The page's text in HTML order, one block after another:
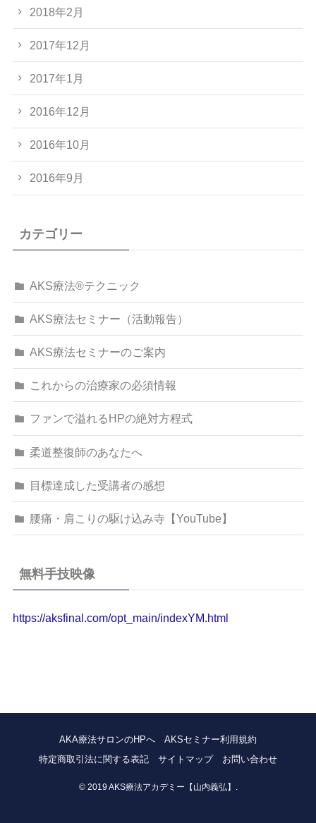
2018年2月
2017年12月
2017年1月
2016年12月
2016年10月
2016年9月
カテゴリー
AKS療法®テクニック
AKS療法セミナー（活動報告）
AKS療法セミナーのご案内
これからの治療家の必須情報
ファンで溢れるHPの絶対方程式
柔道整復師のあなたへ
目標達成した受講者の感想
腰痛・肩こりの駆け込み寺【YouTube】
無料手技映像
https://aksfinal.com/opt_main/indexYM.html
AKA療法サロンのHPへ
AKSセミナー利用規約
特定商取引法に関する表記
サイトマップ お問い合わせ
©2019 AKS療法アカデミー【山内義弘】.